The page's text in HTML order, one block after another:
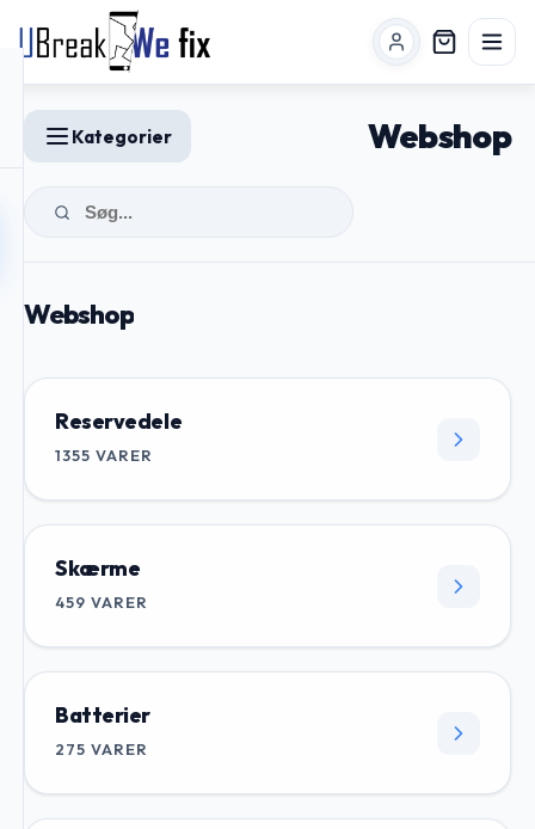
Kategorier Webshop
Webshop
Reservedele
1355 VARER
Skærme
459 VARER
Batterier
275 VARER